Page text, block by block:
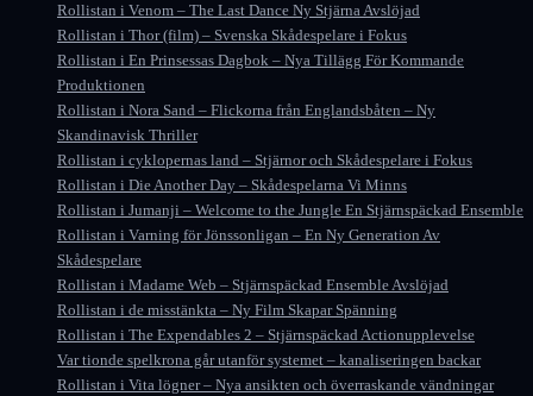
Rollistan i Venom – The Last Dance Ny Stjärna Avslöjad
Rollistan i Thor (film) – Svenska Skådespelare i Fokus
Rollistan i En Prinsessas Dagbok – Nya Tillägg För Kommande
Produktionen
Rollistan i Nora Sand – Flickorna från Englandsbåten – Ny
Skandinavisk Thriller
Rollistan i cyklopernas land – Stjärnor och Skådespelare i Fokus
Rollistan i Die Another Day – Skådespelarna Vi Minns
Rollistan i Jumanji – Welcome to the Jungle En Stjärnspäckad Ensemble
Rollistan i Varning för Jönssonligan – En Ny Generation Av
Skådespelare
Rollistan i Madame Web – Stjärnspäckad Ensemble Avslöjad
Rollistan i de misstänkta – Ny Film Skapar Spänning
Rollistan i The Expendables 2 – Stjärnspäckad Actionupplevelse
Var tionde spelkrona går utanför systemet – kanaliseringen backar
Rollistan i Vita lögner – Nya ansikten och överraskande vändningar